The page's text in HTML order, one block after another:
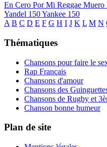
En Cero Por Mi Reggae Muero
Yandel 150Yankee 150
A B C D E F G H I J K L M N
Thématiques
Chansons pour faire le
Rap Français
Chansons d'amour
Chansons des
Chansons de Rugby et
Chanson bonne humeur
Plan de site